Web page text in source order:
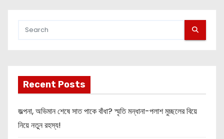
Recent Posts
জল্পনা, অভিমান শেষে সাত পাকে বাঁধা? স্মৃতি মন্ধানা-পলাশ মুচ্ছলের বিয়ে
নিয়ে নতুন রহস্য!